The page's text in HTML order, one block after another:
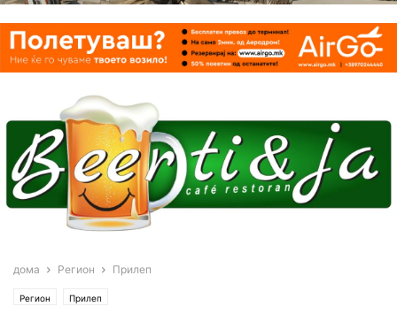
дома Регион Прилеп
Регион Прилеп